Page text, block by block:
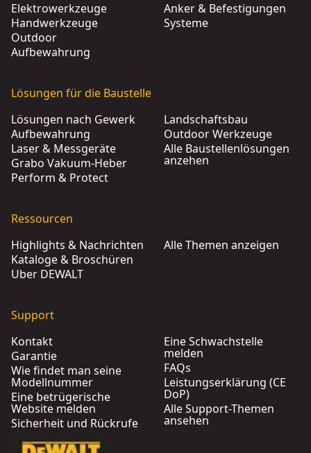
Elektrowerkzeuge
Handwerkzeuge
Outdoor
Aufbewahrung
Anker & Befestigungen
Systeme
Lösungen für die Baustelle
Lösungen nach Gewerk
Aufbewahrung
Laser & Messgeräte
Grabo Vakuum-Heber
Perform & Protect
Landschaftsbau
Outdoor Werkzeuge
Alle Baustellenlösungen
anzehen
Ressourcen
Highlights & Nachrichten
Kataloge & Broschüren
Über DEWALT
Alle Themen anzeigen
Support
Kontakt
Garantie
Wie findet man seine
Modellnummer
Eine betrügerische
Website melden
Sicherheit und Rückrufe
Eine Schwachstelle
melden
FAQs
Leistungserklärung (CE
DoP)
Alle Support-Themen
ansehen